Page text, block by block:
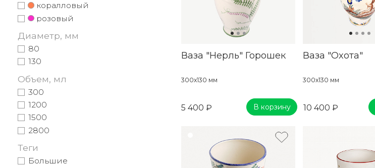
коралловый
розовый
Диаметр, мм
80
130
Объем, мл
300
1200
1500
2800
Теги
Большие
Ваза "Нерль" Горошек
300х130 мм
5 400 ₽ В корзину
Ваза "Охота"
300х130 мм
10 400 ₽